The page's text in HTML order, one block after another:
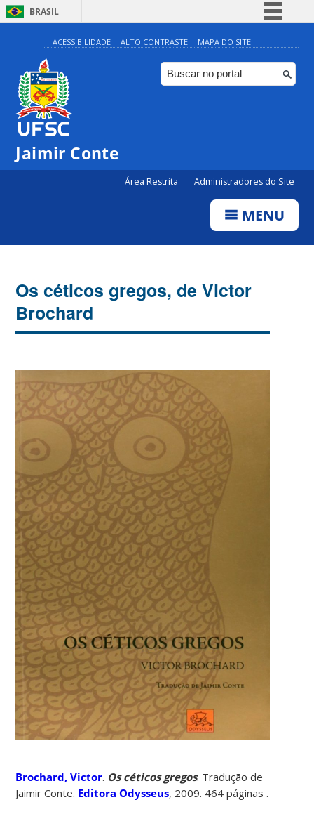
BRASIL
Simplifique!
Comunica BR
Participe
ACESSIBILIDADE ALTO CONTRASTE MAPA DO SITE
Jaimir Conte
Área Restrita Administradores do Site
MENU
Os céticos gregos, de Victor
Brochard
Brochard, Victor. Os céticos gregos. Tradução de
Jaimir Conte. Editora Odysseus, 2009. 464 páginas .